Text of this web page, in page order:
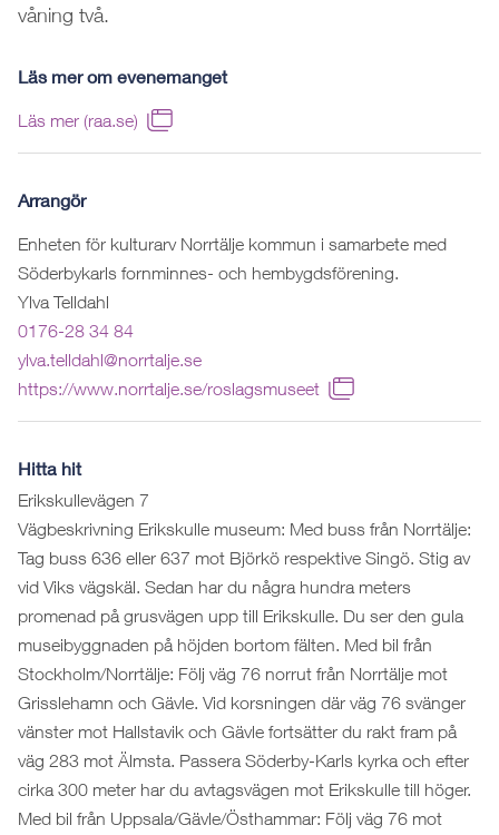
våning två.
Läs mer om evenemanget
Läs mer (raa.se)
Arrangör
Enheten för kulturarv Norrtälje kommun i samarbete med
Söderbykarls fornminnes- och hembygdsförening.
Ylva Telldahl
0176-28 34 84
ylva.telldahl@norrtalje.se
https://www.norrtalje.se/roslagsmuseet
Hitta hit
Erikskullevägen 7
Vägbeskrivning Erikskulle museum: Med buss från Norrtälje:
Tag buss 636 eller 637 mot Björkö respektive Singö. Stig av
vid Viks vägskäl. Sedan har du några hundra meters
promenad på grusvägen upp till Erikskulle. Du ser den gula
museibyggnaden på höjden bortom fälten. Med bil från
Stockholm/Norrtälje: Följ väg 76 norrut från Norrtälje mot
Grisslehamn och Gävle. Vid korsningen där väg 76 svänger
vänster mot Hallstavik och Gävle fortsätter du rakt fram på
väg 283 mot Älmsta. Passera Söderby-Karls kyrka och efter
cirka 300 meter har du avtagsvägen mot Erikskulle till höger.
Med bil från Uppsala/Gävle/Östhammar: Följ väg 76 mot